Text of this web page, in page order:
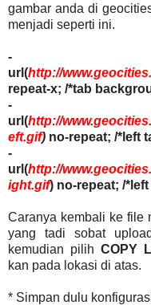
gambar anda di
menjadi seperti ini.
-
url(http://
repeat-x; /*tab
-
url(http://
eft.gif) no-repeat; /*left
-
url(http://
ight.gif) no-repeat; /
Caranya kembali ke file
yang tadi sobat
kemudian pilih COPY
kan pada lokasi di atas.
* Simpan dulu